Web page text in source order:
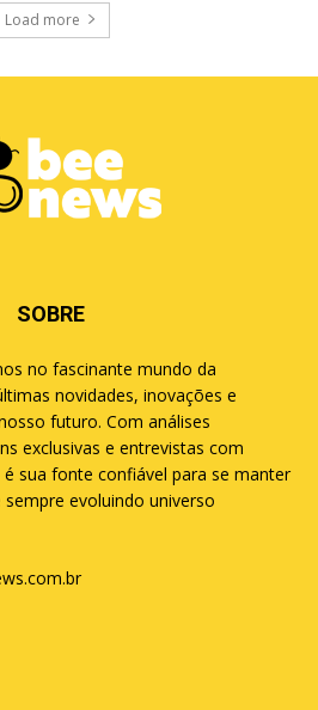
Load more
SOBRE
no fascinante mundo da
novidades, inovações e
futuro. Com análises
exclusivas e entrevistas com
sua fonte confiável para se manter
evoluindo universo